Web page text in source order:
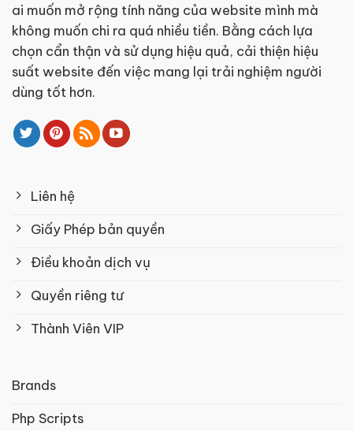
ai muốn mở rộng tính năng của website mình mà
không muốn chi ra quá nhiều tiền. Bằng cách lựa
chọn cẩn thận và sử dụng hiệu quả, cải thiện hiệu
suất website đến việc mang lại trải nghiệm người
dùng tốt hơn.
Liên hệ
Giấy Phép bản quyền
Điều khoản dịch vụ
Quyền riêng tư
Thành Viên VIP
Brands
Php Scripts